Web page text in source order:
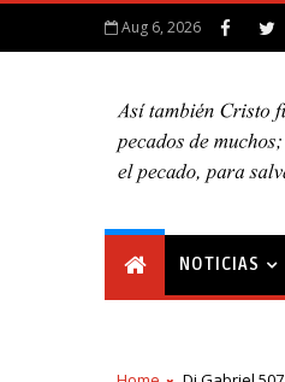
Aug 6, 2026
NOTICIAS